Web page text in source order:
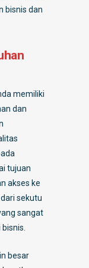
bisnis dan
memiliki
dan
tujuan
akses ke
sekutu
sangat
besar